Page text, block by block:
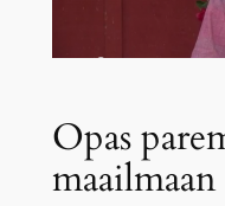
Opas
maailmaan